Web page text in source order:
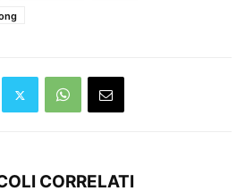
CORRELATI